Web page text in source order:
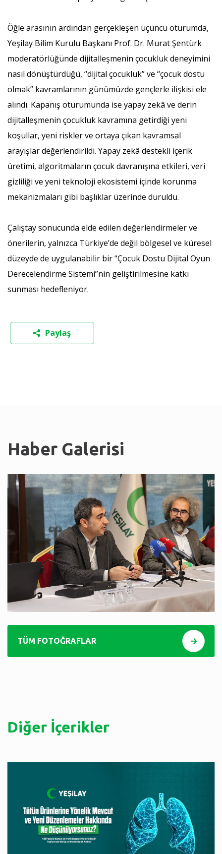
Öğle arasının ardından gerçekleşen üçüncü oturumda,
Yeşilay Bilim Kurulu Başkanı Prof. Dr. Murat Şentürk
moderatörlüğünde dijitalleşmenin çocukluk deneyimini
nasıl dönüştürdüğü, “dijital çocukluk” ve “çocuk dostu
olmak” kavramlarının günümüzde gençlerle ilişkisi ele
alındı. Kapanış oturumunda ise yapay zekâ ve derin
dijitalleşmenin çocukluk kavramına getirdiği yeni
koşullar, yeni riskler ve ortaya çıkan kavramsal
arayışlar değerlendirildi. Yapay zekâ destekli içerik
üretimi, algoritmaların çocuk davranışına etkileri, veri
gizliliği ve yeni teknoloji ekosistemi içinde korunma
mekanizmaları gibi başlıklar üzerinde duruldu.
Çalıştay sonucunda elde edilen değerlendirmeler ve
önerilerin, yalnızca Türkiye’de değil bölgesel ve küresel
düzeyde de uygulanabilir bir “Çocuk Dostu Dijital Oyun
Derecelendirme Sistemi”nin geliştirilmesine katkı
sunması hedefleniyor.
Paylaş
Haber Galerisi
TÜM FOTOĞRAFLAR
Diğer İçerikler